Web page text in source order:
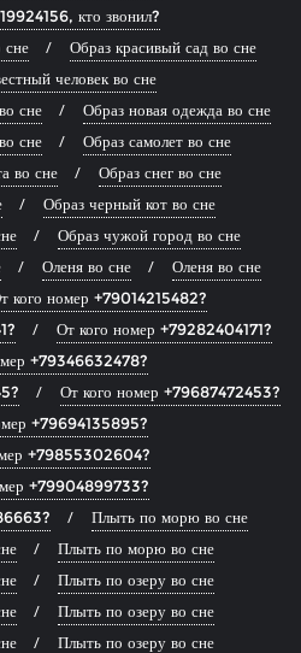
кто звонил?
сне
Образ красивый сад во сне
человек во сне
сне
Образ новая одежда во сне
сне
Образ самолет во сне
во сне
Образ снег во сне
Образ черный кот во сне
Образ чужой город во сне
Оленя во сне
Оленя во сне
кого номер +79014215482?
От кого номер +79282404171?
+79346632478?
От кого номер +79687472453?
+79694135895?
+79855302604?
+79904899733?
Плыть по морю во сне
Плыть по морю во сне
Плыть по озеру во сне
Плыть по озеру во сне
Плыть по озеру во сне